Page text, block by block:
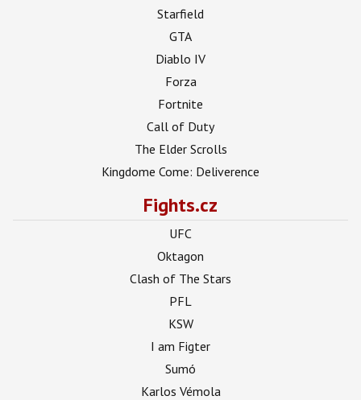
Starfield
GTA
Diablo IV
Forza
Fortnite
Call of Duty
The Elder Scrolls
Kingdome Come: Deliverence
Fights.cz
UFC
Oktagon
Clash of The Stars
PFL
KSW
I am Figter
Sumó
Karlos Vémola